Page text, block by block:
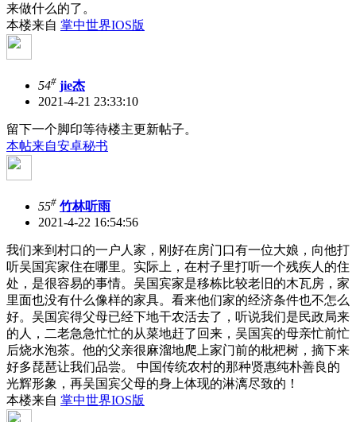
来做什么的了。
本楼来自 掌中世界IOS版
54# jie杰
2021-4-21 23:33:10
留下一个脚印等待楼主更新帖子。
本帖来自安卓秘书
55# 竹林听雨
2021-4-22 16:54:56
我们来到村口的一户人家，刚好在房门口有一位大娘，向他打
听吴国宾家住在哪里。实际上，在村子里打听一个残疾人的住
处，是很容易的事情。吴国宾家是移栋比较老旧的木瓦房，家
里面也没有什么像样的家具。看来他们家的经济条件也不怎么
好。吴国宾得父母已经下地干农活去了，听说我们是民政局来
的人，二老急急忙忙的从菜地赶了回来，吴国宾的母亲忙前忙
后烧水泡茶。他的父亲很麻溜地爬上家门前的枇杷树，摘下来
好多琵琶让我们品尝。 中国传统农村的那种贤惠纯朴善良的
光辉形象，再吴国宾父母的身上体现的淋漓尽致的！
本楼来自 掌中世界IOS版